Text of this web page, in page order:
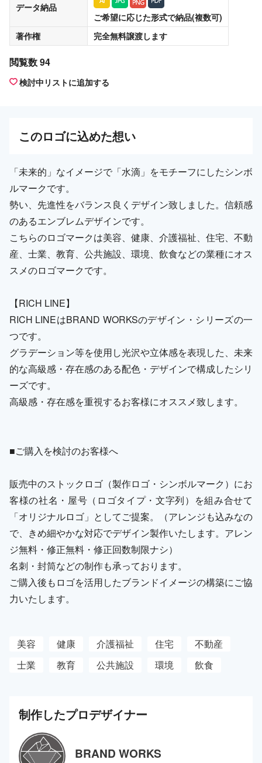
データ納品
ご希望に応じた形式で納品(複数可)
著作権
完全無料譲渡します
閲覧数 94
検討中リストに追加する
このロゴに込めた想い
「未来的」なイメージで「水滴」をモチーフにしたシンボ
ルマークです。
勢い、先進性をバランス良くデザイン致しました。信頼感
のあるエンブレムデザインです。
こちらのロゴマークは美容、健康、介護福祉、住宅、不動
産、士業、教育、公共施設、環境、飲食などの業種にオス
スメのロゴマークです。
【RICH LINE】
RICH LINEはBRAND WORKSのデザイン・シリーズの一
つです。
グラデーション等を使用し光沢や立体感を表現した、未来
的な高級感・存在感のある配色・デザインで構成したシリ
ーズです。
高級感・存在感を重視するお客様にオススメ致します。
■ご購入を検討のお客様へ
販売中のストックロゴ（製作ロゴ・シンボルマーク）にお
客様の社名・屋号（ロゴタイプ・文字列）を組み合せて
「オリジナルロゴ」としてご提案。（アレンジも込みなの
で、きめ細やかな対応でデザイン製作いたします。アレン
ジ無料・修正無料・修正回数制限ナシ）
名刺・封筒などの制作も承っております。
ご購入後もロゴを活用したブランドイメージの構築にご協
力いたします。
美容 健康 介護福祉 住宅
不動産
士業
教育 公共施設 環境 飲食
制作したプロデザイナー
BRAND WORKS